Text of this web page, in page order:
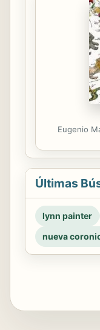
Eugenio
Últimas
lynn painter
nueva